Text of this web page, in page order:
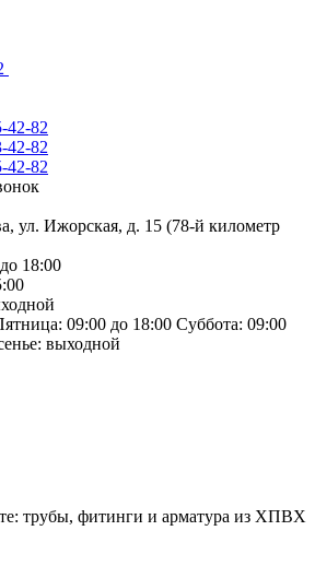
42-82
42-82
42-82
ул. Ижорская, д. 15 (78-й километр
18:00
09:00 до 18:00 Суббота: 09:00
выходной
трубы, фитинги и арматура из ХПВХ